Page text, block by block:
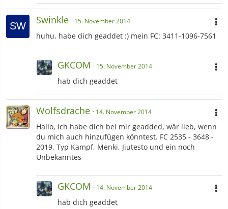
Swinkle 15. November 2014
huhu, habe dich geaddet :) mein FC: 3411-1096-7561
GKCOM 15. November 2014
hab dich geaddet
Wolfsdrache 14. November 2014
Hallo, ich habe dich bei mir geadded, wär lieb, wenn
du mich auch hinzufügen könntest. FC 2535 - 3648 -
2019, Typ Kampf, Menki, Jiutesto und ein noch
Unbekanntes
GKCOM 14. November 2014
hab dich geaddet